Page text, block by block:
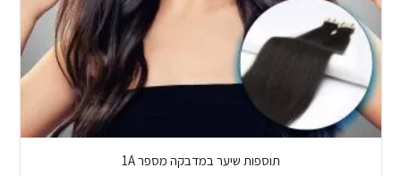
תוספות שיער במדבקה מספר 1A